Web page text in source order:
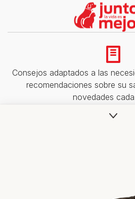
Consejos adaptados a las
recomendaciones sobre su
novedades
para resolver todas
Promociones, concursos,